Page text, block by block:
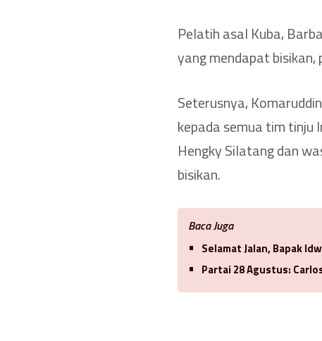
Pelatih asal Kuba,
yang mendapat bisikan,
Seterusnya,
kepada semua tim tinju
Hengky Silatang dan
bisikan.
Baca Juga
Selamat Jalan, Bapak
Partai 28 Agustus: